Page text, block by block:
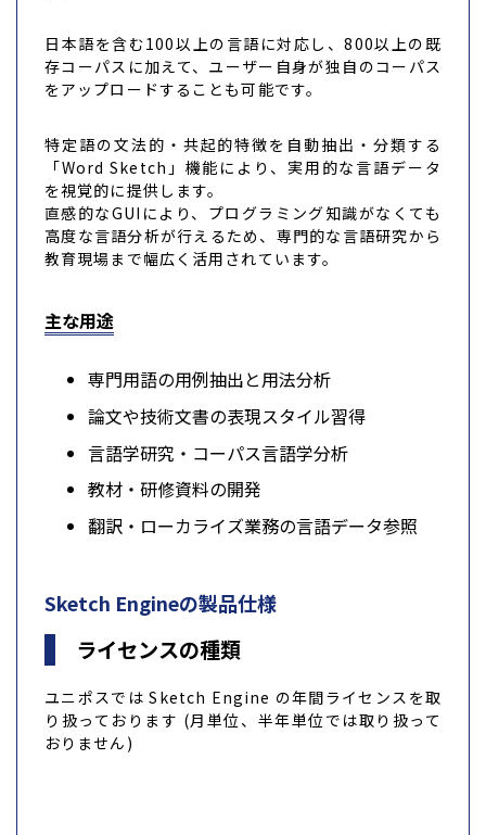
日本語を含む100以上の言語に対応し、800以上の既
存コーパスに加えて、ユーザー自身が独自のコーパス
をアップロードすることも可能です。
特定語の文法的・共起的特徴を自動抽出・分類する
「Word Sketch」機能により、実用的な言語データ
を視覚的に提供します。
直感的なGUIにより、プログラミング知識がなくても
高度な言語分析が行えるため、専門的な言語研究から
教育現場まで幅広く活用されています。
主な用途
専門用語の用例抽出と用法分析
論文や技術文書の表現スタイル習得
言語学研究・コーパス言語学分析
教材・研修資料の開発
翻訳・ローカライズ業務の言語データ参照
Sketch Engineの製品仕様
ライセンスの種類
ユニポスでは Sketch Engine の年間ライセンスを取
り扱っております (月単位、半年単位では取り扱って
おりません)